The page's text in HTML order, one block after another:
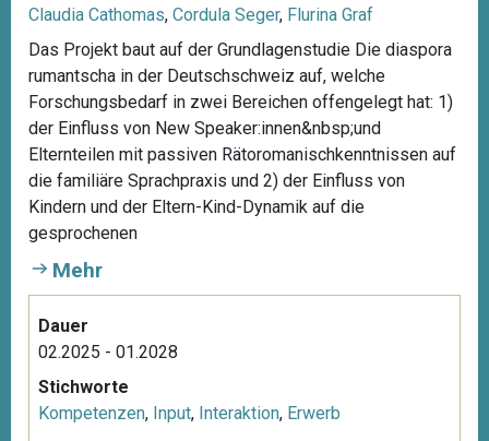
Claudia Cathomas, Cordula Seger, Flurina Graf
Das Projekt baut auf der Grundlagenstudie Die diaspora
rumantscha in der Deutschschweiz auf, welche
Forschungsbedarf in zwei Bereichen offengelegt hat: 1)
der Einfluss von New Speaker:innen&nbsp;und
Elternteilen mit passiven Rätoromanischkenntnissen auf
die familiäre Sprachpraxis und 2) der Einfluss von
Kindern und der Eltern-Kind-Dynamik auf die
gesprochenen
Mehr
Dauer
02.2025 - 01.2028
Stichworte
Kompetenzen, Input, Interaktion, Erwerb